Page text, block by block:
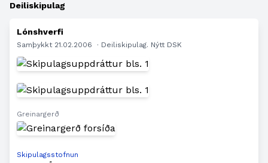
Deiliskipulag
Lónshverfi
Samþykkt 21.02.2006 · Deiliskipulag. Nýtt DSK
Greinargerð
Skipulagsstofnun